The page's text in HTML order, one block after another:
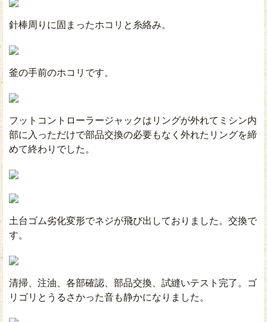
針棒周りに固まったホコリと糸絡み。
釜の手前のホコリです。
フットコントローラージャックはリングが外れてミシン内
部に入っただけで部品交換の必要もなく外れたリングを締
めて終わりでした。
土台ゴム劣化変形でネジが飛び出しておりました。交換で
す。
清掃、注油、各部確認、部品交換、試縫いテスト完了。ゴ
リゴリとうるさかった音も静かになりました。